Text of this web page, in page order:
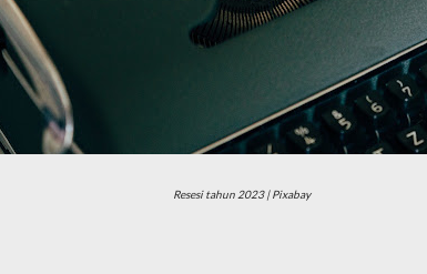
Resesi tahun 2023 | Pixabay